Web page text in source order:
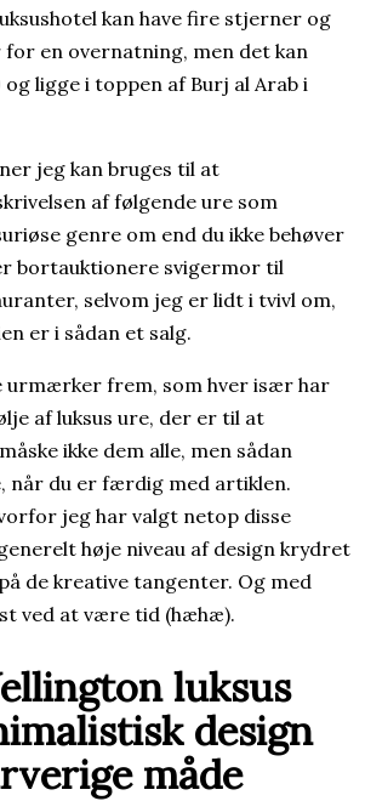
kan have fire stjerner og
en overnatning, men det kan
og ligge i toppen af Burj al Arab i
jeg kan bruges til at
af følgende ure som
genre om end du ikke behøver
bortauktionere svigermor til
selvom jeg er lidt i tvivl om,
er i sådan et salg.
urmærker frem, som hver især har
af luksus ure, der er til at
ikke dem alle, men sådan
når du er færdig med artiklen.
jeg har valgt netop disse
høje niveau af design krydret
de kreative tangenter. Og med
ved at være tid (hæhæ).
luksus
design
måde